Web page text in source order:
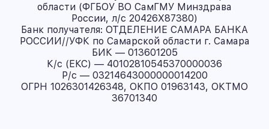
области (ФГБОУ ВО СамГМУ Минздрава
России, л/с 20426X87380)
Банк получателя: ОТДЕЛЕНИЕ САМАРА БАНКА
РОССИИ//УФК по Самарской области г. Самара
БИК — 013601205
К/с (ЕКС) — 40102810545370000036
Р/с — 03214643000000014200
ОГРН 1026301426348, ОКПО 01963143, ОКТМО
36701340